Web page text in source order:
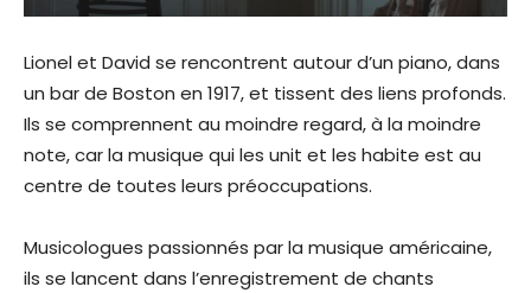
Lionel et David se rencontrent autour d’un piano, dans
un bar de Boston en 1917, et tissent des liens profonds.
Ils se comprennent au moindre regard, à la moindre
note, car la musique qui les unit et les habite est au
centre de toutes leurs préoccupations.
Musicologues passionnés par la musique américaine,
ils se lancent dans l’enregistrement de chants